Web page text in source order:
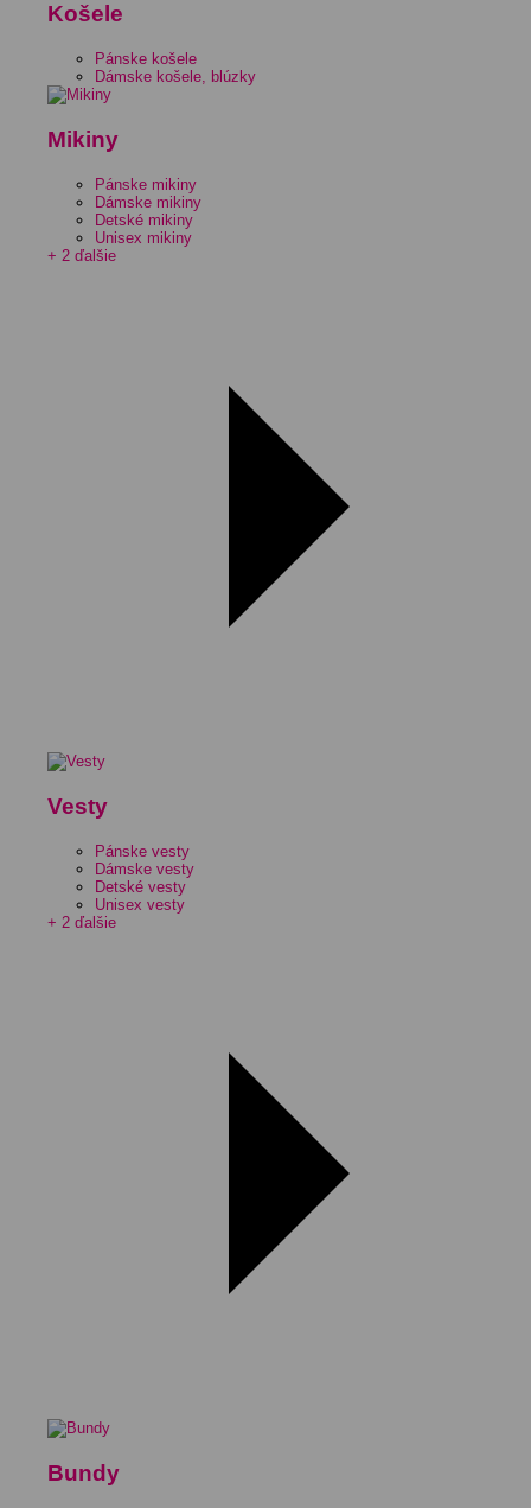
Košele
Pánske košele
Dámske košele, blúzky
Mikiny
Pánske mikiny
Dámske mikiny
Detské mikiny
Unisex mikiny
+ 2 ďalšie
Vesty
Pánske vesty
Dámske vesty
Detské vesty
Unisex vesty
+ 2 ďalšie
Bundy